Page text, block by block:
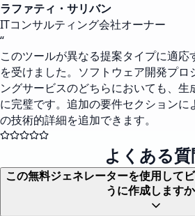
ラファティ・サリバン
ITコンサルティング会社オーナー
“
このツールが異なる提案タイプに適
を受けました。ソフトウェア開発プロ
ングサービスのどちらにおいても、生
に完璧です。追加の要件セクションに
の技術的詳細を追加できます。
よくある
この無料ジェネレーターを使用して
うに作成します